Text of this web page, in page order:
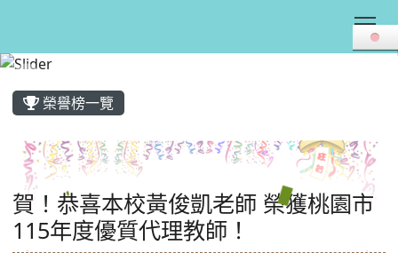
榮譽榜一覽
賀！恭喜本校黃俊凱老師 榮獲桃園市
115年度優質代理教師！